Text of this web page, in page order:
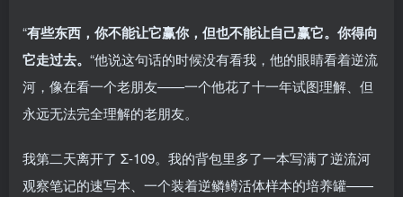
“有些东西，你不能让它赢你，但也不能让自己赢它。你得向
它走过去。 “他说这句话的时候没有看我，他的眼睛看着逆流
河，像在看一个老朋友——一个他花了十一年试图理解、但
永远无法完全理解的老朋友。
我第二天离开了 Σ-109。我的背包里多了一本写满了逆流河
观察笔记的速写本、一个装着逆鳞鳟活体样本的培养罐——